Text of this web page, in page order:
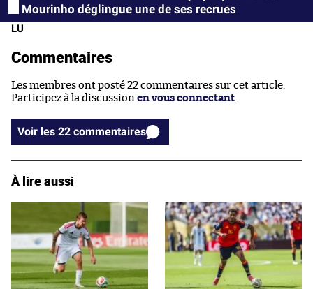
Mourinho déglingue une de ses recrues
LU
Commentaires
Les membres ont posté 22 commentaires sur cet article.
Participez à la discussion en vous connectant .
Voir les 22 commentaires
À lire aussi